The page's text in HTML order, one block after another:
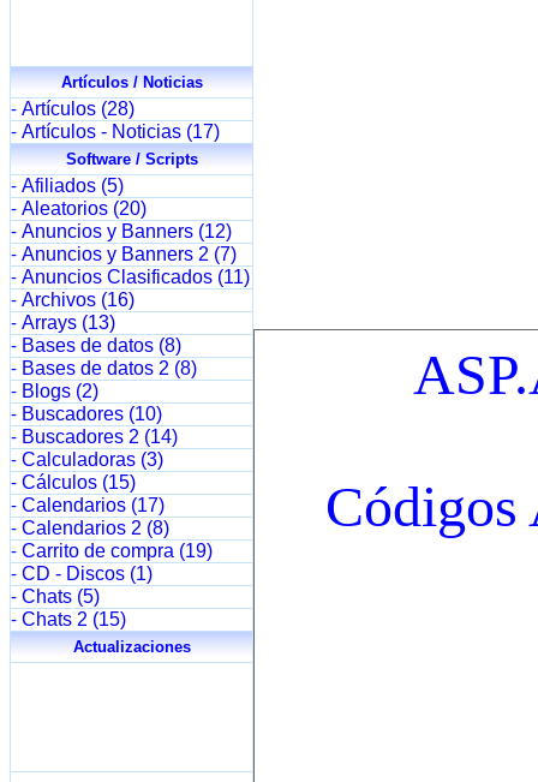
Artículos / Noticias
- Artículos (28)
- Artículos - Noticias (17)
Software / Scripts
- Afiliados (5)
- Aleatorios (20)
- Anuncios y Banners (12)
- Anuncios y Banners 2 (7)
- Anuncios Clasificados (11)
- Archivos (16)
- Arrays (13)
- Bases de datos (8)
- Bases de datos 2 (8)
- Blogs (2)
- Buscadores (10)
- Buscadores 2 (14)
- Calculadoras (3)
- Cálculos (15)
- Calendarios (17)
- Calendarios 2 (8)
- Carrito de compra (19)
- CD - Discos (1)
- Chats (5)
- Chats 2 (15)
Actualizaciones